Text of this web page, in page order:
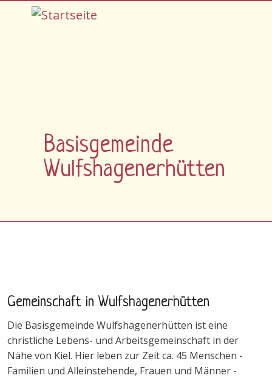
Direkt zum Inhalt
Basisgemeinde
Wulfshagenerhütten
Gemeinschaft in Wulfshagenerhütten
Die Basisgemeinde Wulfshagenerhütten ist eine
christliche Lebens- und Arbeitsgemeinschaft in der
Nähe von Kiel. Hier leben zur Zeit ca. 45 Menschen -
Familien und Alleinstehende, Frauen und Männer -